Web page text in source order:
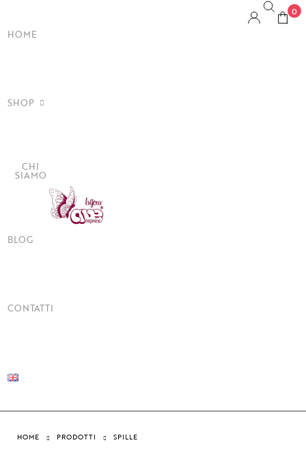
HOME
SHOP
CHI
SIAMO
BLOG
CONTATTI
0
HOME PRODOTTI SPILLE